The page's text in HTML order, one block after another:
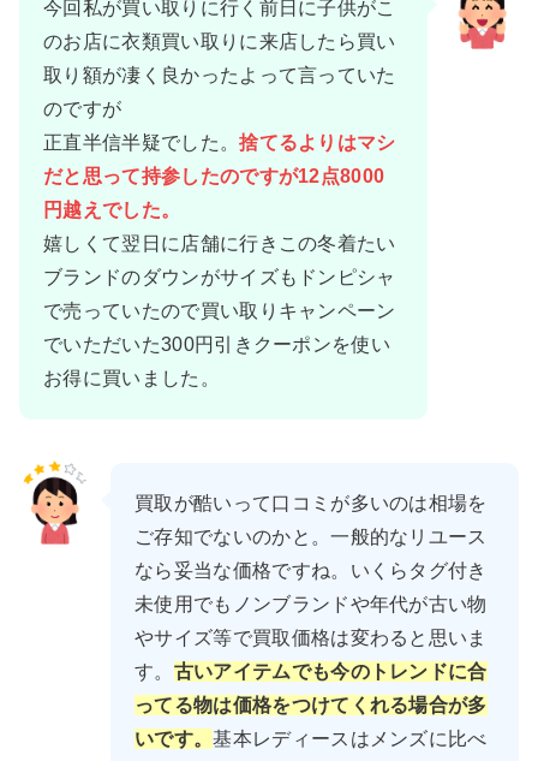
今回私が買い取りに行く前日に子供がこ
のお店に衣類買い取りに来店したら買い
取り額が凄く良かったよって言っていた
のですが
正直半信半疑でした。捨てるよりはマシ
だと思って持参したのですが12点8000
円越えでした。
嬉しくて翌日に店舗に行きこの冬着たい
ブランドのダウンがサイズもドンピシャ
で売っていたので買い取りキャンペーン
でいただいた300円引きクーポンを使い
お得に買いました。
買取が酷いって口コミが多いのは相場を
ご存知でないのかと。一般的なリユース
なら妥当な価格ですね。いくらタグ付き
未使用でもノンブランドや年代が古い物
やサイズ等で買取価格は変わると思いま
す。 古いアイテムでも今のトレンドに合
ってる物は価格をつけてくれる場合が多
いです。基本レディースはメンズに比べ